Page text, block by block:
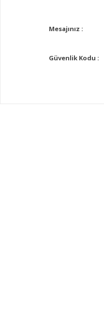
Mesajınız :
Güvenlik Kodu :